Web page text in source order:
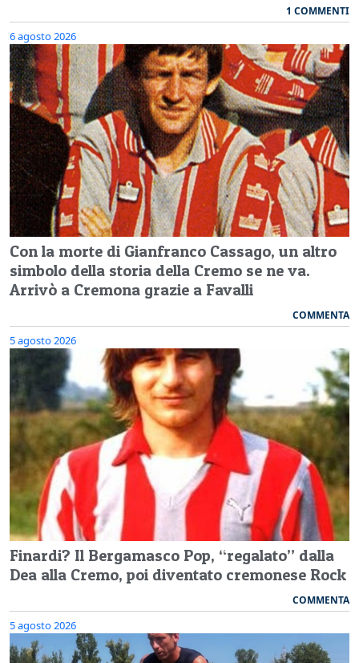
1 COMMENTI
6 agosto 2026
Con la morte di Gianfranco Cassago, un altro
simbolo della storia della Cremo se ne va.
Arrivò a Cremona grazie a Favalli
COMMENTA
5 agosto 2026
Finardi? Il Bergamasco Pop, “regalato” dalla
Dea alla Cremo, poi diventato cremonese Rock
COMMENTA
5 agosto 2026